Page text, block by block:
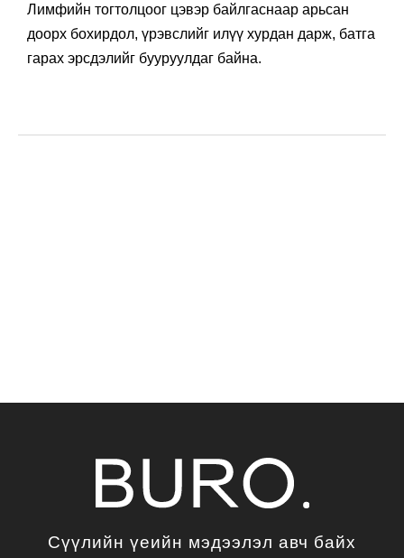
Лимфийн тогтолцоог цэвэр байлгаснаар арьсан
доорх бохирдол, үрэвслийг илүү хурдан дарж, батга
гарах эрсдэлийг бууруулдаг байна.
Сүүлийн үеийн мэдээлэл авч байх